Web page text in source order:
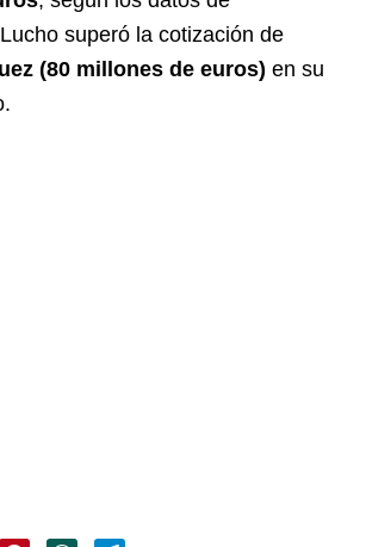
superó la cotización de
(80 millones de euros) en su